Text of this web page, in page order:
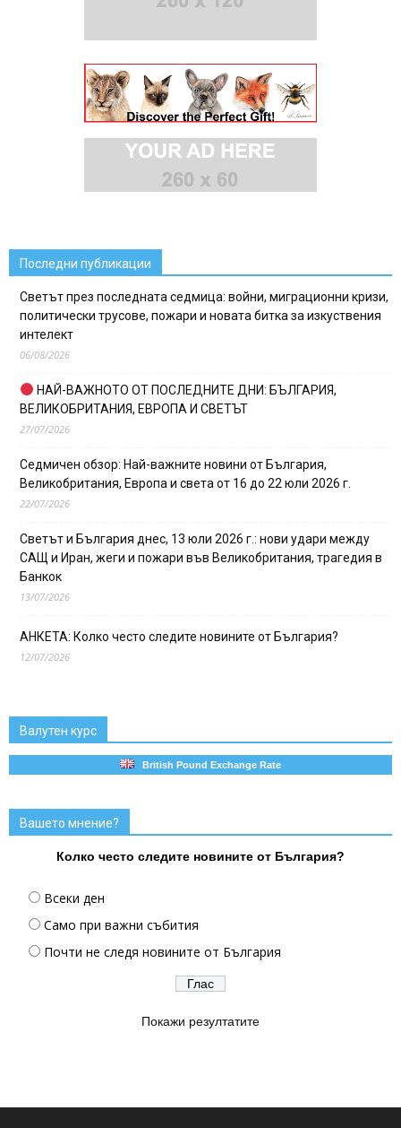
Последни публикации
Светът през последната седмица: войни, миграционни кризи,
политически трусове, пожари и новата битка за изкуствения
интелект
06/08/2026
НАЙ-ВАЖНОТО ОТ ПОСЛЕДНИТЕ ДНИ: БЪЛГАРИЯ,
ВЕЛИКОБРИТАНИЯ, ЕВРОПА И СВЕТЪТ
27/07/2026
Седмичен обзор: Най-важните новини от България,
Великобритания, Европа и света от 16 до 22 юли 2026 г.
22/07/2026
Светът и България днес, 13 юли 2026 г.: нови удари между
САЩ и Иран, жеги и пожари във Великобритания, трагедия в
Банкок
13/07/2026
АНКЕТА: Колко често следите новините от България?
12/07/2026
Валутен курс
British Pound Exchange Rate
Вашето мнение?
Колко често следите новините от България?
Всеки ден
Само при важни събития
Почти не следя новините от България
Покажи резултатите